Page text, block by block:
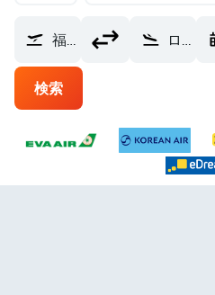
福岡空港 (FUK) ロサンゼルス ロサンゼルス国際空港 (LAX)
検索